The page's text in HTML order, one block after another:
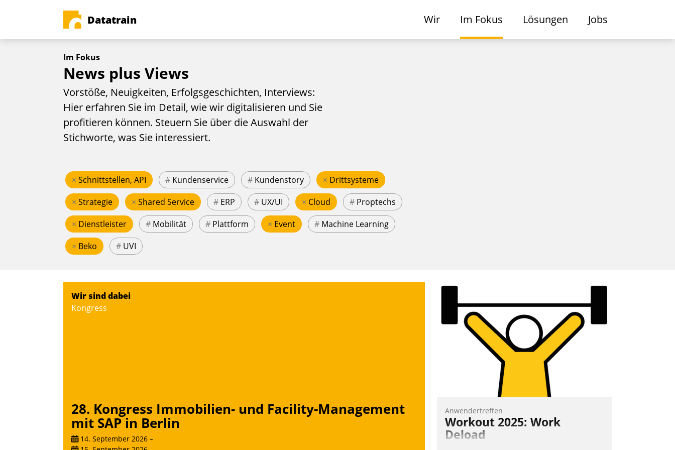
Datatrain Wir Im Fokus Lösungen Jobs
Im Fokus
News plus Views
Vorstöße, Neuigkeiten, Erfolgsgeschichten, Interviews:
Hier erfahren Sie im Detail, wie wir digitalisieren und Sie
profitieren können. Steuern Sie über die Auswahl der
Stichworte, was Sie interessiert.
× Schnittstellen, API # Kundenservice # Kundenstory × Drittsysteme
× Strategie × Shared Service # ERP # UX/UI × Cloud # Proptechs
× Dienstleister # Mobilität # Plattform × Event # Machine Learning
× Beko # UVI
Wir sind dabei
Kongress
28. Kongress Immobilien- und Facility-Management
mit SAP in Berlin
14. September 2026 –
Anwendertreffen
Workout 2025: Work
Deload